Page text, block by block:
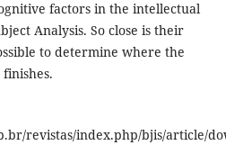
factors in the intellectual
Analysis. So close is their
to determine where the
revistas/index.php/bjis/article/